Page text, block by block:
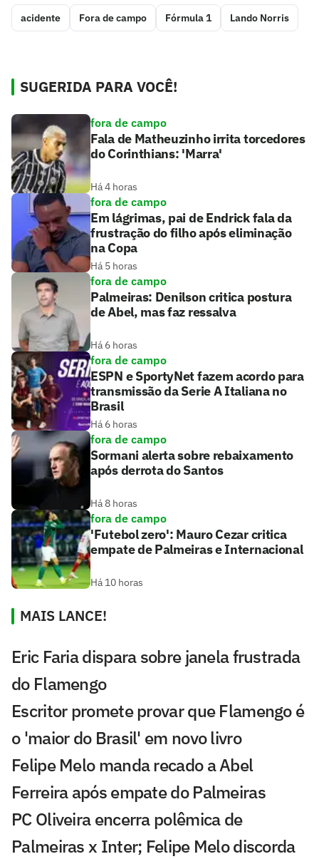
acidente Fora de campo Fórmula 1 Lando Norris
SUGERIDA PARA VOCÊ!
fora de campo
Fala de Matheuzinho irrita torcedores
do Corinthians: 'Marra'
Há 4 horas
fora de campo
Em lágrimas, pai de Endrick fala da
frustração do filho após eliminação
na Copa
Há 5 horas
fora de campo
Palmeiras: Denilson critica postura
de Abel, mas faz ressalva
Há 6 horas
fora de campo
ESPN e SportyNet fazem acordo para
transmissão da Serie A Italiana no
Brasil
Há 6 horas
fora de campo
Sormani alerta sobre rebaixamento
após derrota do Santos
Há 8 horas
fora de campo
'Futebol zero': Mauro Cezar critica
empate de Palmeiras e Internacional
Há 10 horas
MAIS LANCE!
Eric Faria dispara sobre janela frustrada
do Flamengo
Escritor promete provar que Flamengo é
o 'maior do Brasil' em novo livro
Felipe Melo manda recado a Abel
Ferreira após empate do Palmeiras
PC Oliveira encerra polêmica de
Palmeiras x Inter; Felipe Melo discorda